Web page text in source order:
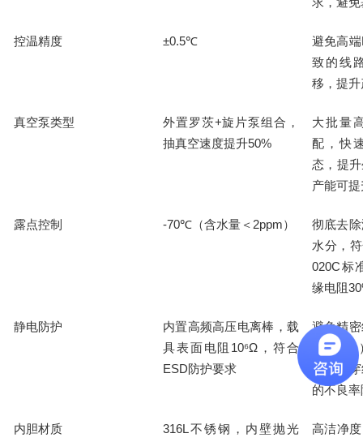
控温精度 ±0.5℃ 避免高端
致的线
移，提
真空泵类型 外置罗茨+旋片泵组合，
抽真空速度提升50%
大批量
配，快
态，提
产能可提
露点控制 -70℃（含水量＜ 2ppm） 彻底去
水分，
020C标
缘电阻
静电防护
内置高频高压电离棒，载
具表面电阻 10⁶Ω ，符合
ESD防护要求
避免精
≤0.1mm
尘、击
的不良
内胆材质 316L不锈钢，内壁抛光
高洁净